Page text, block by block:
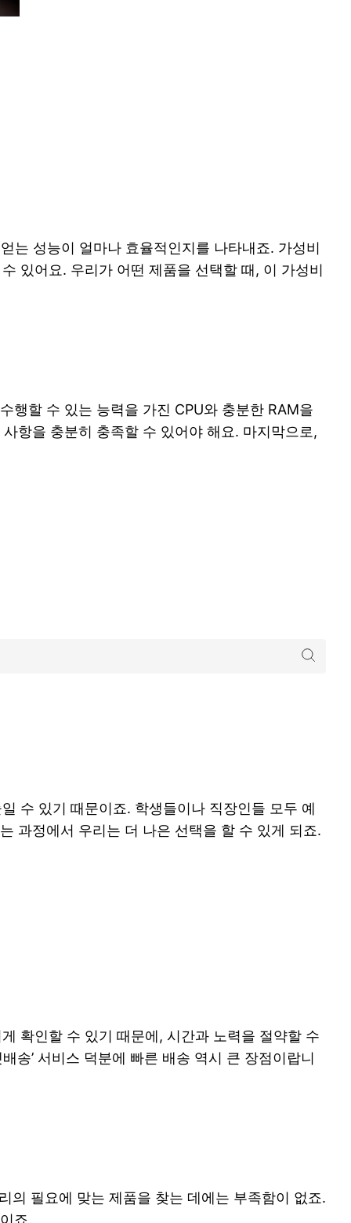
는 성능이 얼마나 효율적인지를 나타내죠. 가성비
있어요. 우리가 어떤 제품을 선택할 때, 이 가성비
행할 수 있는 능력을 가진 CPU와 충분한 RAM을
항을 충분히 충족할 수 있어야 해요. 마지막으로,
수 있기 때문이죠. 학생들이나 직장인들 모두 예
과정에서 우리는 더 나은 선택을 할 수 있게 되죠.
확인할 수 있기 때문에, 시간과 노력을 절약할 수
송’ 서비스 덕분에 빠른 배송 역시 큰 장점이랍니
의 필요에 맞는 제품을 찾는 데에는 부족함이 없죠.
죠.